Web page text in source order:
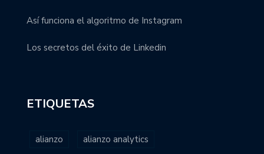
Así funciona el algoritmo de Instagram
Los secretos del éxito de Linkedin
ETIQUETAS
alianzo alianzo analytics